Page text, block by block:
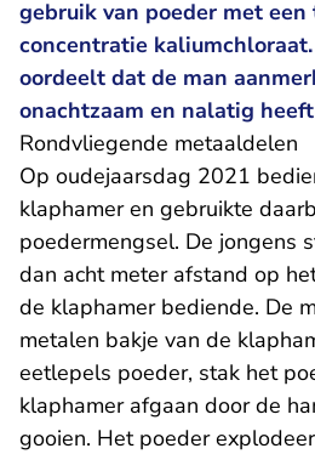
gebruik van poeder met een
concentratie
oordeelt dat de man
onachtzaam en nalatig
Rondvliegende metaaldelen
Op oudejaarsdag 2021
klaphamer en gebruikte
poedermengsel. De jongens
dan acht meter afstand op
de klaphamer bediende. De
metalen bakje van de
eetlepels poeder, stak het
klaphamer afgaan door de
gooien. Het poeder